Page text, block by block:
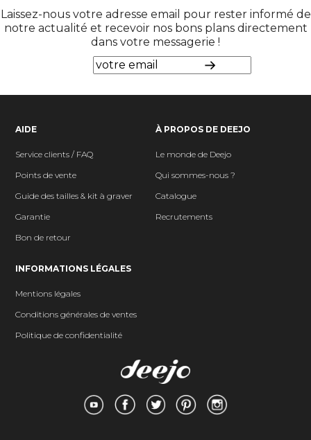
Laissez-nous votre adresse email pour rester informé de
notre actualité et recevoir nos bons plans directement
dans votre messagerie !
AIDE
Service clients / FAQ
Points de vente
Guide des tailles & kit à graver
Garantie
Bon de retour
À PROPOS DE DEEJO
Le monde de Deejo
Qui sommes-nous ?
Catalogue
Recrutements
INFORMATIONS LÉGALES
Mentions légales
Conditions générales de ventes
Politique de confidentialité